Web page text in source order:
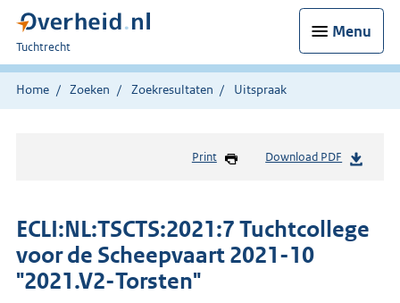
Menu
U
bent
hier:
Tuchtrecht
Home Zoeken Zoekresultaten Uitspraak
Print Download PDF
ECLI:NL:TSCTS:2021:7 Tuchtcollege
voor de Scheepvaart 2021-10
"2021.V2-Torsten"